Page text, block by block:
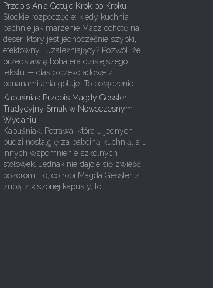
Przepis Ania Gotuje Krok po Kroku
Słodkie rozpoczęcie: kiedy kuchnia
pachnie jak marzenie Masz ochotę na
deser, który jest jednocześnie szybki,
efektowny i uzależniający? Pozwól, że
przedstawię bohatera dzisiejszego
tekstu — ciasto czekoladowe z
bananami ania gotuje. To połączenie …
Kapuśniak Przepis Magdy Gessler:
Tradycyjny Smak w Nowoczesnym
Wydaniu
Kapuśniak. Potrawa, która u jednych
budzi nostalgię za babciną kuchnią, a u
innych wspomnienie szkolnych
stołówek. Jednak nie dajcie się zwieść
pozorom! To, co robi Magda Gessler z
zupą z kiszonej kapusty, to …